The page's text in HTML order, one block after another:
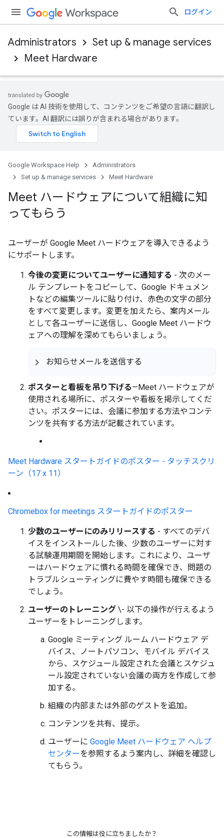
ログイン
Administrators
Set up & manage services
Meet Hardware
Google は AI 技術を使用して、コンテンツをご希望の言語に翻訳し
ています。AI 翻訳には誤りが含まれる場合があります。
Google Workspace Help
Administrators
Set up & manage services
Meet Hardware
Meet ハードウェアについて組織に知
ってもらう
ユーザーが Google Meet ハードウェアを導入できるよう
にサポートします。
今後の変更についてユーザーに通知する - 次のメー
ル テンプレートをコピーして、Google ドキュメン
トなどの編集ツールに貼り付け、赤色の文字の部分
をすべて変更します。変更を加えたら、案内メール
として各ユーザーに送信し、Google Meet ハードウ
ェアへの理解を深めてもらいましょう。
お知らせメールを送信する
ポスターと看板を吊り下げる—Meet ハードウェアが
使用される場所に、ポスターや看板を掲示してくだ
さい。ポスターには、会議に参加する方法やコンテ
ンツを共有する方法が記載されています。
Meet Hardware スタートガイドのポスター - タッチスクリ
ーン（17 x 11）
Chromebox for meetings スタートガイドのポスター
少数のユーザーにのみリリースする - すべてのデバ
イスをインストールした後、少数のユーザーに対す
る試験運用期間を開始します。これにより、ユーザ
ーはハードウェアに慣れる時間を確保でき、問題の
トラブルシューティングに費やす時間も確保できる
でしょう。
ユーザーのトレーニング \- 以下の操作が行えるよう
ユーザーをトレーニングします。
Google ミーティング ルーム ハードウェア デ
バイス、ノートパソコン、モバイル デバイス
から、スケジュール設定された会議とスケジュ
ール設定されていない会議の両方を作成して参
加する。
組織の内部または外部のゲストを追加。
コンテンツを共有、提示。
ユーザーに Google Meet ハードウェア ヘルプ
センターを参照するよう案内し、詳細を確認し
てもらう。
この情報は役に立ちましたか？